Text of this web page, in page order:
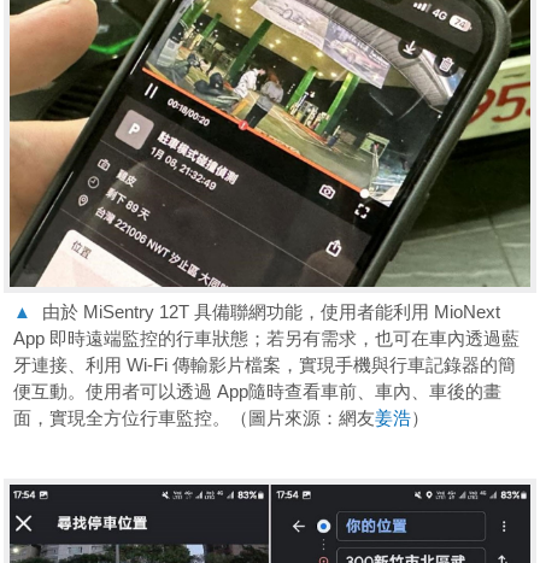
▲
由於 MiSentry 12T 具備聯網功能，使用者能利用 MioNext
App 即時遠端監控的行車狀態；若另有需求，也可在車內透過藍
牙連接、利用 Wi-Fi 傳輸影片檔案，實現手機與行車記錄器的簡
便互動。使用者可以透過 App隨時查看車前、車內、車後的畫
面，實現全方位行車監控。（圖片來源：網友姜浩）